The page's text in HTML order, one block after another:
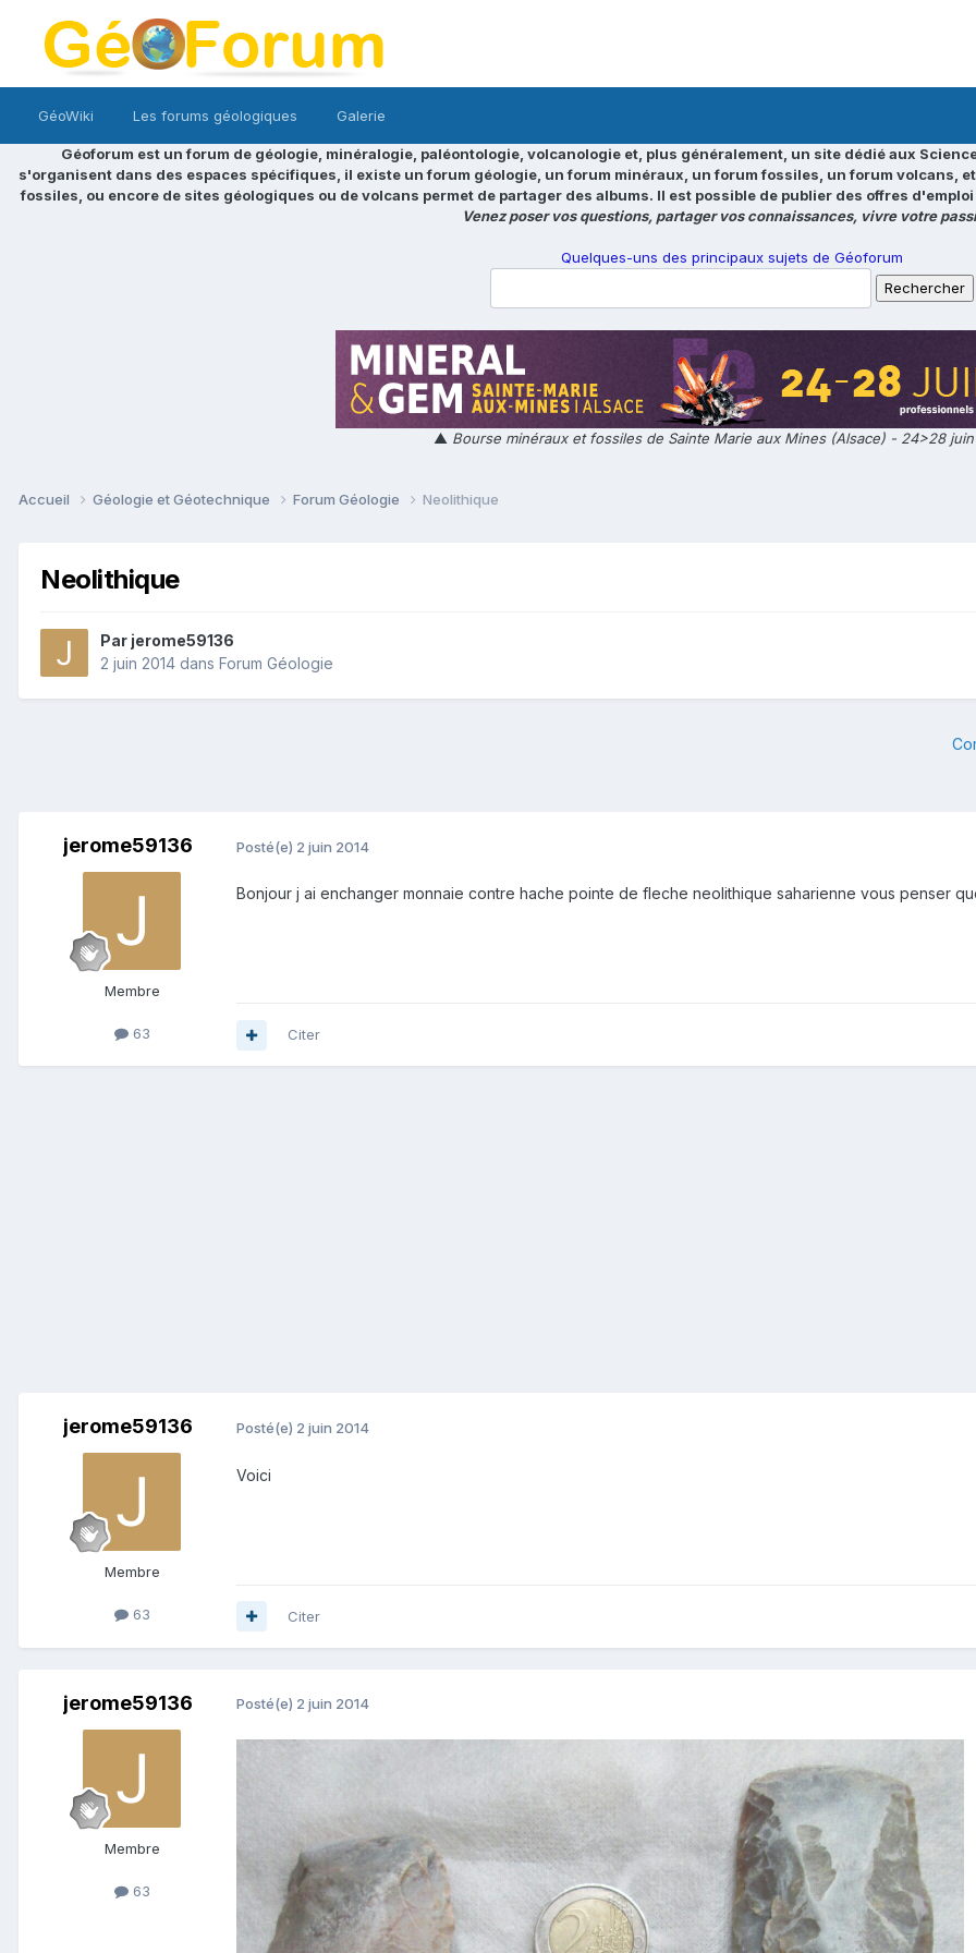
GéoWiki Les forums géologiques Galerie
Géoforum est un forum de géologie, minéralogie, paléontologie, volcanologie et, plus généralement, un site dédié aux
s'organisent dans des espaces spécifiques, il existe un forum géologie, un forum minéraux, un forum fossiles, un forum volcans,
fossiles, ou encore de sites géologiques ou de volcans permet de partager des albums. Il est possible de publier des offres
Venez poser vos questions, partager vos connaissances, vivre votre
Quelques-uns des principaux sujets de Géoforum
▲ Bourse minéraux et fossiles de Sainte Marie aux Mines (Alsace) - 24>28
Accueil Géologie et Géotechnique Forum Géologie Neolithique
Neolithique
Par jerome59136
2 juin 2014 dans Forum Géologie
jerome59136
Membre
63
Posté(e) 2 juin 2014
Bonjour j ai enchanger monnaie contre hache pointe de fleche neolithique saharienne vous penser
Citer
jerome59136
Membre
63
Posté(e) 2 juin 2014
Voici
Citer
jerome59136
Membre
63
Posté(e) 2 juin 2014